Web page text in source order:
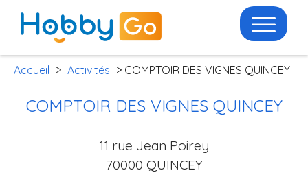
Accueil > Activités > COMPTOIR DES VIGNES QUINCEY
COMPTOIR DES VIGNES QUINCEY
11 rue Jean Poirey
70000 QUINCEY